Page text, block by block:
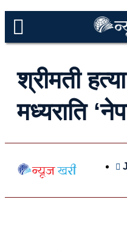
श्रीमती
मध्यराति